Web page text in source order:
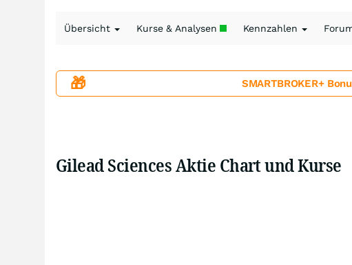
Übersicht Kurse & Analysen Kennzahlen
🎁 SMARTBROKER+
Gilead Sciences Aktie Chart und Kurse